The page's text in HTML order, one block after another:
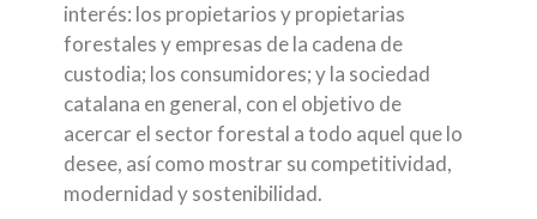
interés: los propietarios y propietarias
forestales y empresas de la cadena de
custodia; los consumidores; y la sociedad
catalana en general, con el objetivo de
acercar el sector forestal a todo aquel que lo
desee, así como mostrar su competitividad,
modernidad y sostenibilidad.